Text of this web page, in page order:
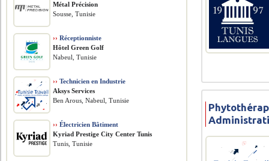
Métal Précision
Sousse, Tunisie
›› Réceptionniste
Hôtel Green Golf
Nabeul, Tunisie
›› Technicien en Industrie
Aksys Services
Ben Arous, Nabeul, Tunisie
›› Électricien Bâtiment
Kyriad Prestige City Center Tunis
Tunis, Tunisie